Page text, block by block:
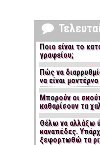
Ποιο είναι το
γραφείου;
Πώς να
να είναι
Μπορούν οι
καθαρίσουν τα
Θέλω να αλλάξω
καναπέδες.
ξεφορτωθώ τα